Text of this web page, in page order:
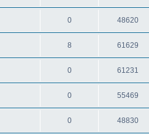
0 48620
8 61629
0 61231
0 55469
0 48830